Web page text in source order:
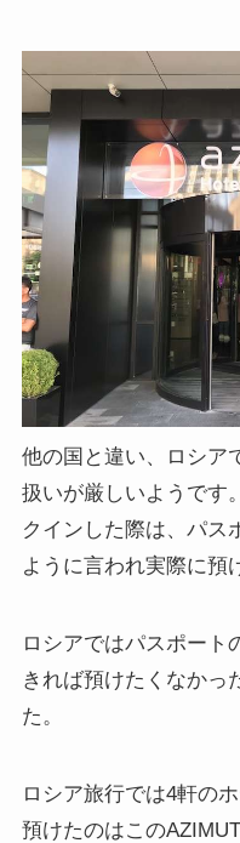
他の国と違い、ロシア
扱いが厳しいようです
クインした際は、パス
ように言われ実際に預
ロシアではパスポート
きれば預けたくなかっ
た。
ロシア旅行では4軒の
預けたのはこの